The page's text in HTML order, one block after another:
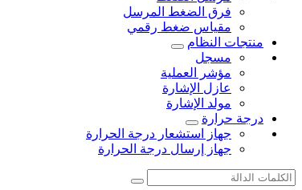
فرق الضغط المرسل
مقياس ضغط رقمي
منتجات النظام
مسجل
مؤشر العملية
عازل الإشارة
مولد الإشارة
درجة حرارة
جهاز استشعار درجة الحرارة
جهاز إرسال درجة الحرارة